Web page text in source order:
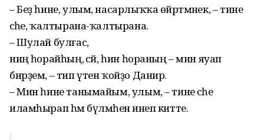
– Беҙ һине, улым, насарлыҡҡа өйрәтмәнек, – тине
әсәһе, ҡалтырана-ҡалтырана.
– Шулай булғас,
ниңә һорайһың, әсәй, һин һораның – мин яуап
бирҙем, – тип үтен ҡойҙо Данир.
– Мин һине танымайым, улым, – тине әсәһе
иламһырап һәм бүлмәһенә инеп китте.